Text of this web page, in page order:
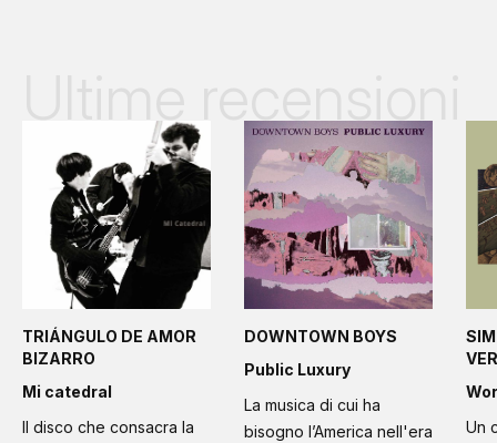
TRIÁNGULO DE AMOR
BIZARRO
Mi catedral
Il disco che consacra la
DOWNTOWN BOYS
Public Luxury
La musica di cui ha
bisogno l’America nell'era
Un